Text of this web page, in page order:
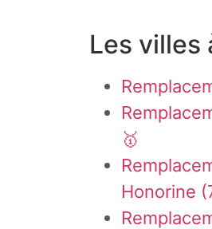
Les villes
🥇
Honorine